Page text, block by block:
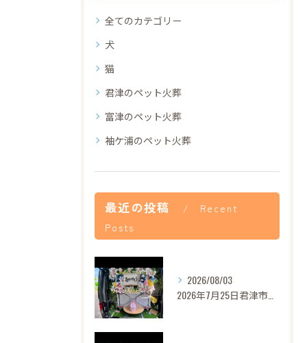
全てのカテゴリー
犬
猫
君津のペット火葬
富津のペット火葬
袖ケ浦のペット火葬
最近の投稿
Recent
Posts
2026/08/03